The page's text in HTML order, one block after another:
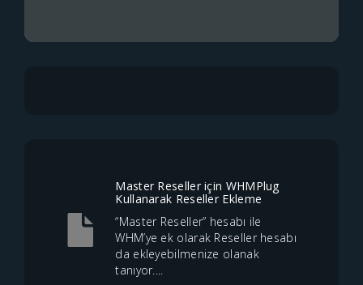
Master Reseller için WHMPlug
Kullanarak Reseller Ekleme
“Master Reseller” hesabı ile
WHM’ye ek olarak Reseller hesabı
da ekleyebilmenize olanak
tanıyor....